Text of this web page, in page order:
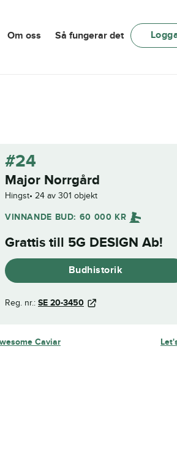
Om oss Så fungerar det
#24
Major Norrgård
Hingst 24 av 301 objekt
VINNANDE BUD: 60 000 KR
Grattis till 5G DESIGN Ab!
Budhistorik
Reg. nr.: SE 20-3450
Caviar